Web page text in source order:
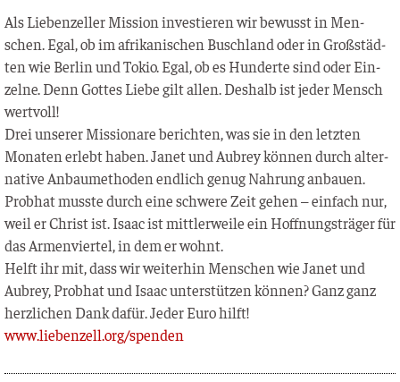
Als Lie­ben­zel­ler Mis­si­on inves­tie­ren wir bewusst in Men­
schen. Egal, ob im afri­ka­ni­schen Busch­land oder in Groß­städ­
ten wie Ber­lin und Tokio. Egal, ob es Hun­der­te sind oder Ein­
zel­ne. Denn Got­tes Lie­be gilt allen. Des­halb ist jeder Mensch
wertvoll!
Drei unse­rer Mis­sio­na­re berich­ten, was sie in den letz­ten
Mona­ten erlebt haben. Janet und Aubrey kön­nen durch alter­
na­ti­ve Anbau­me­tho­den end­lich genug Nah­rung anbau­en.
Prob­hat muss­te durch eine schwe­re Zeit gehen – ein­fach nur,
weil er Christ ist. Isaac ist mitt­ler­wei­le ein Hoff­nungs­trä­ger für
das Armen­vier­tel, in dem er wohnt.
Helft ihr mit, dass wir wei­ter­hin Men­schen wie Janet und
Aubrey, Prob­hat und Isaac unter­stüt­zen kön­nen? Ganz ganz
herz­li­chen Dank dafür. Jeder Euro hilft!
www.liebenzell.org/spenden